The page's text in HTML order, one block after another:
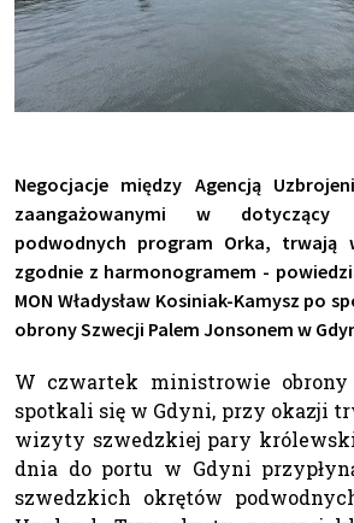
Negocjacje między Agencją
zaangażowanymi w
podwodnych program Orka,
zgodnie z harmonogramem -
MON Władysław Kosiniak-Kamysz po
obrony Szwecji Palem Jonsonem w
W czwartek ministrowie
spotkali się w Gdyni, przy okazji
wizyty szwedzkiej pary
dnia do portu w Gdyni
szwedzkich okrętów